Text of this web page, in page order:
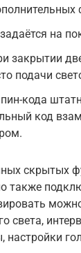
на
закрытии
подачи
кода
код
скрытых
также
света,